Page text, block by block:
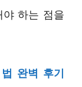
하는 점을
완벽 후기